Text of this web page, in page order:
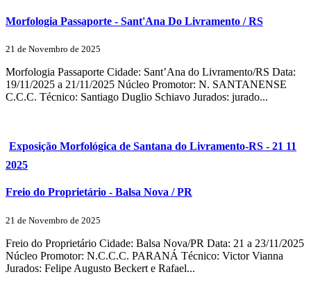
Morfologia Passaporte - Sant'Ana Do Livramento / RS
21 de Novembro de 2025
Morfologia Passaporte Cidade: Sant’Ana do Livramento/RS Data:
19/11/2025 a 21/11/2025 Núcleo Promotor: N. SANTANENSE
C.C.C. Técnico: Santiago Duglio Schiavo Jurados: jurado...
Exposição Morfológica de Santana do Livramento-RS - 21 11
2025
Freio do Proprietário - Balsa Nova / PR
21 de Novembro de 2025
Freio do Proprietário Cidade: Balsa Nova/PR Data: 21 a 23/11/2025
Núcleo Promotor: N.C.C.C. PARANÁ Técnico: Victor Vianna
Jurados: Felipe Augusto Beckert e Rafael...